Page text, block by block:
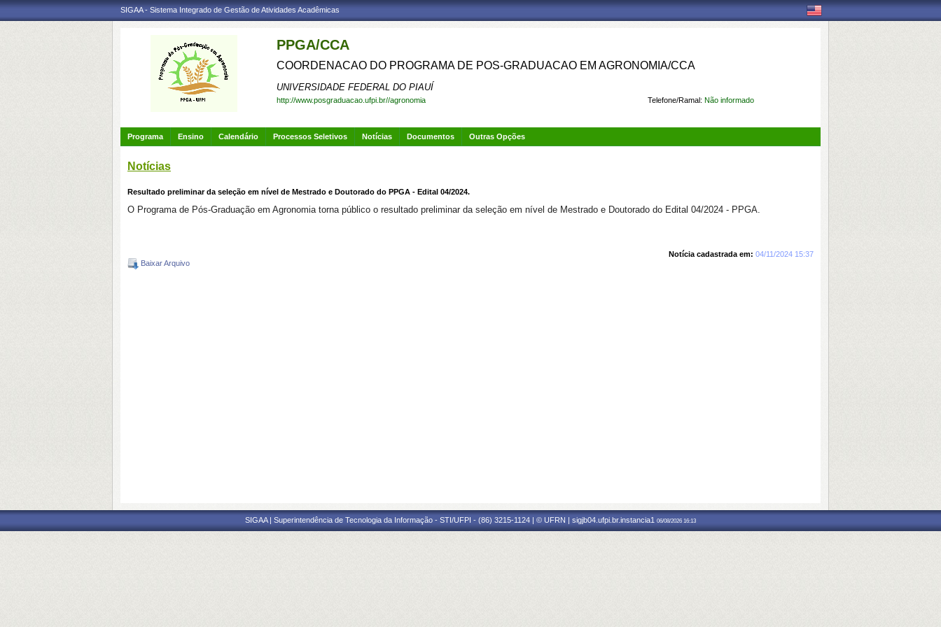
SIGAA - Sistema Integrado de Gestão de Atividades Acadêmicas
PPGA/CCA
COORDENACAO DO PROGRAMA DE POS-GRADUACAO EM AGRONOMIA/CCA
UNIVERSIDADE FEDERAL DO PIAUÍ
Telefone/Ramal: Não informado
http://www.posgraduacao.ufpi.br//agronomia
Programa Ensino Calendário Processos Seletivos Notícias Documentos Outras Opções
Notícias
Resultado preliminar da seleção em nível de Mestrado e Doutorado do PPGA - Edital 04/2024.
O Programa de Pós-Graduação em Agronomia torna público o resultado preliminar da seleção em nível de Mestrado e Doutorado do Edital 04/2024 - PPGA.
Notícia cadastrada em: 04/11/2024 15:37
Baixar Arquivo
SIGAA | Superintendência de Tecnologia da Informação - STI/UFPI - (86) 3215-1124 | © UFRN | sigjb04.ufpi.br.instancia1 06/08/2026 16:13